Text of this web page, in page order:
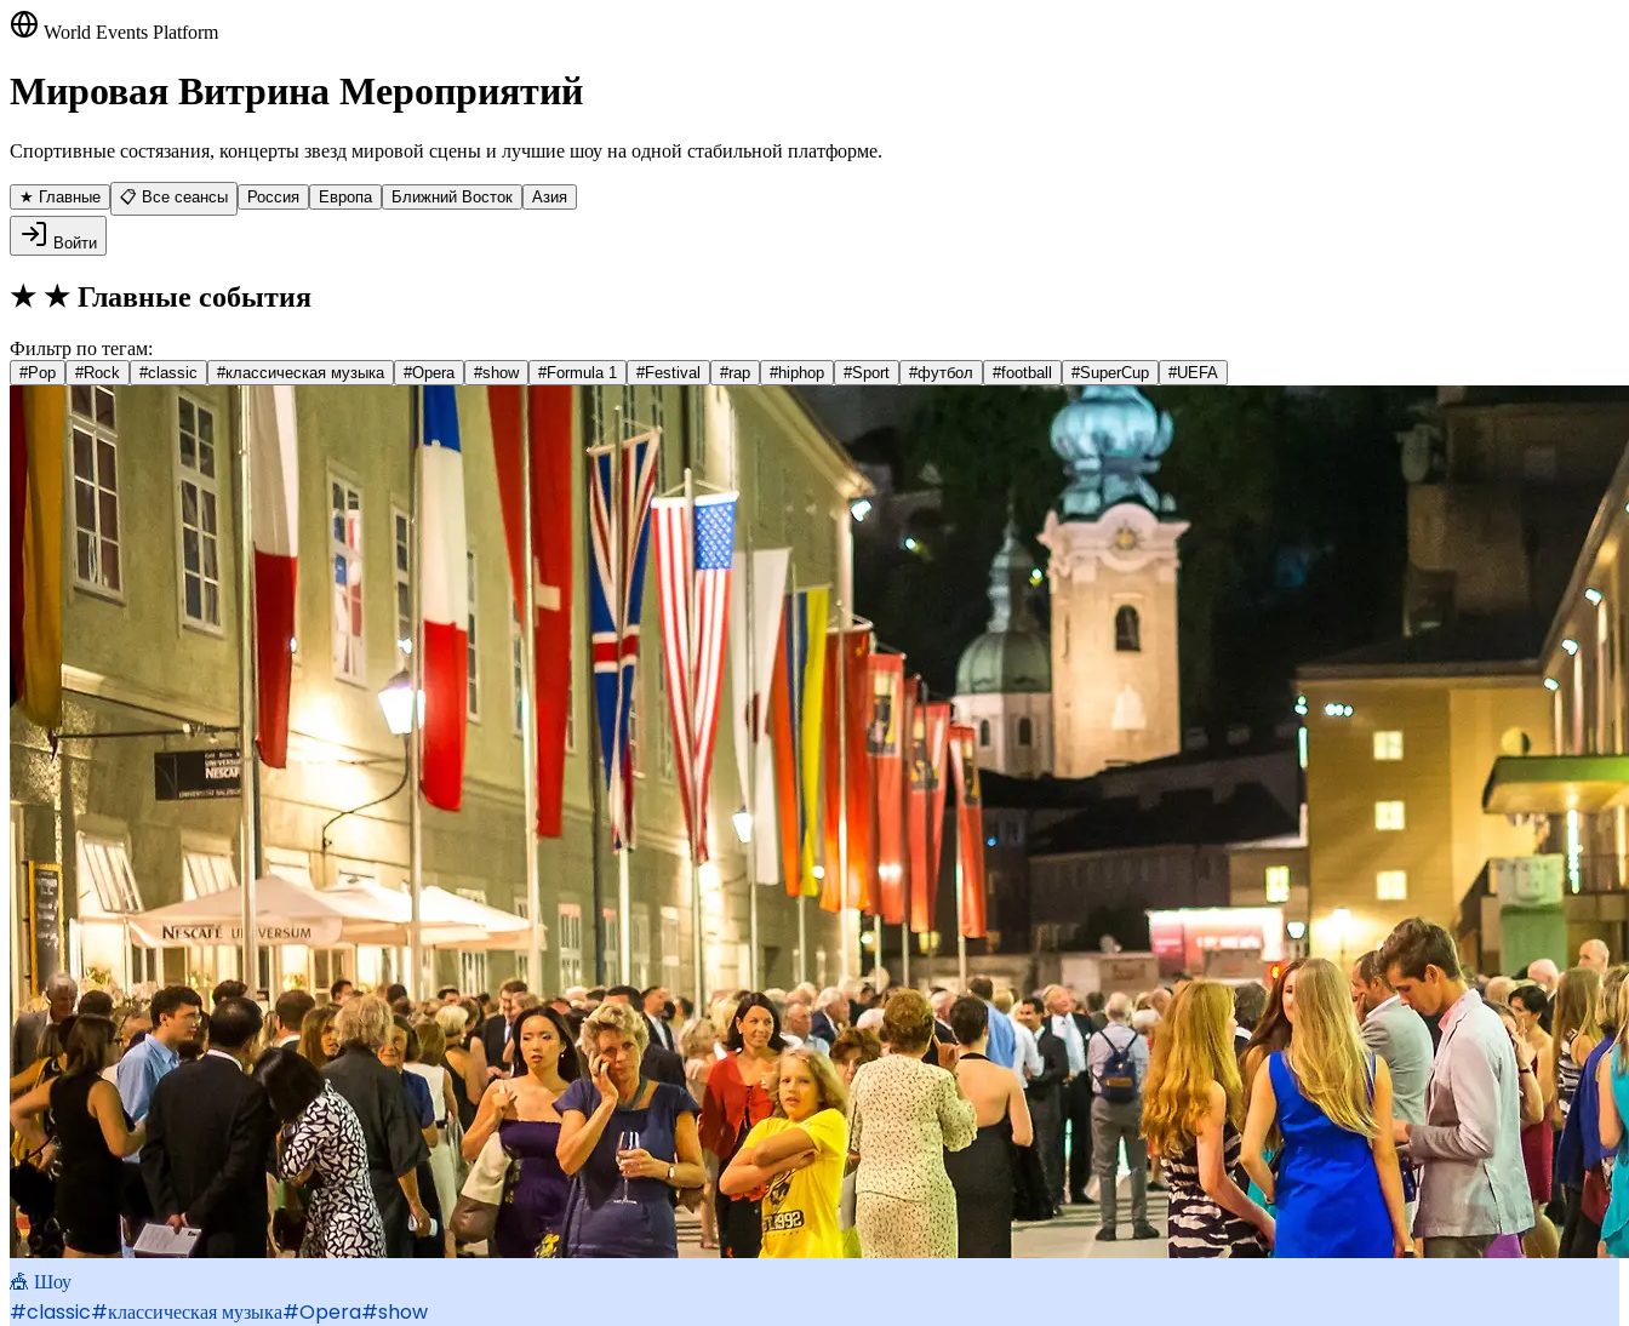
World Events Platform
Мировая Витрина Мероприятий
Спортивные состязания, концерты звезд мировой сцены и лучшие шоу на одной стабильной платформе.
★ Главные 📋 Все сеансы Россия Европа Ближний Восток Азия
Войти
★ ★ Главные события
Фильтр по тегам:
#Pop #Rock #classic #классическая музыка #Opera #show #Formula 1 #Festival #rap #hiphop #Sport #футбол #football #SuperCup #UEFA
🎪 Шоу
#classic#классическая музыка#Opera#show